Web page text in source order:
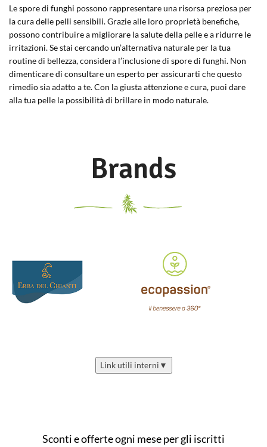
Le spore di funghi possono rappresentare una risorsa preziosa per
la cura delle pelli sensibili. Grazie alle loro proprietà benefiche,
possono contribuire a migliorare la salute della pelle e a ridurre le
irritazioni. Se stai cercando un’alternativa naturale per la tua
routine di bellezza, considera l’inclusione di spore di funghi. Non
dimenticare di consultare un esperto per assicurarti che questo
rimedio sia adatto a te. Con la giusta attenzione e cura, puoi dare
alla tua pelle la possibilità di brillare in modo naturale.
Brands
Link utili interni ▼
Sconti e offerte ogni mese per gli iscritti